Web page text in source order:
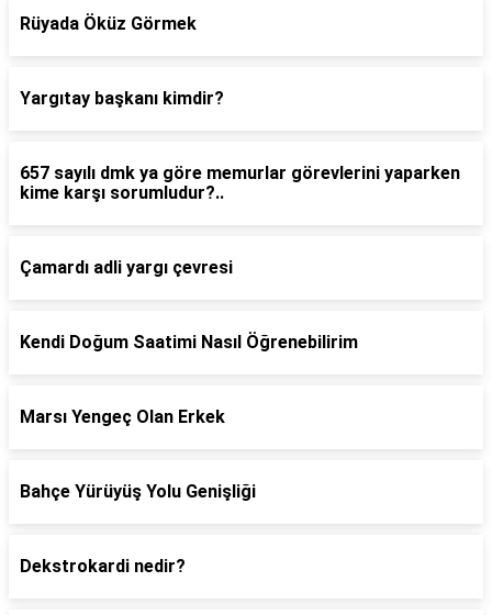
Rüyada Öküz Görmek
Yargıtay başkanı kimdir?
657 sayılı dmk ya göre memurlar görevlerini yaparken
kime karşı sorumludur?..
Çamardı adli yargı çevresi
Kendi Doğum Saatimi Nasıl Öğrenebilirim
Marsı Yengeç Olan Erkek
Bahçe Yürüyüş Yolu Genişliği
Dekstrokardi nedir?